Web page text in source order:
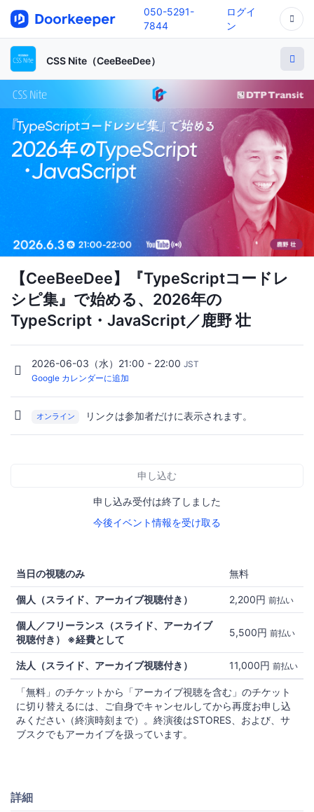
050-5291-
7844
ログイ
ン
CSS Nite（CeeBeeDee）
【CeeBeeDee】『TypeScriptコードレ
シピ集』で始める、2026年の
TypeScript・JavaScript／鹿野 壮
2026-06-03（水）21:00 - 22:00 JST
Google カレンダーに追加
オンライン リンクは参加者だけに表示されます。
申し込む
申し込み受付は終了しました
今後イベント情報を受け取る
当日の視聴のみ 無料
個人（スライド、アーカイブ視聴付き） 2,200円 前払い
個人／フリーランス（スライド、アーカイブ
視聴付き） ※経費として
5,500円 前払い
法人（スライド、アーカイブ視聴付き） 11,000円 前払い
「無料」のチケットから「アーカイブ視聴を含む」のチケット
に切り替えるには、ご自身でキャンセルしてから再度お申し込
みください（終演時刻まで）。終演後はSTORES、および、サ
ブスクでもアーカイブを扱っています。
詳細